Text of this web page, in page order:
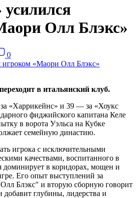
усилился
Олл Блэкс»
0
в итальянский клуб.
«Харрикейнс» и 39 — за «Хоукс
фиджийского капитана Келе
в ворота Уэльса на Кубке
семейную династию.
игрока с исключительными
качествами, воспитанного в
в коридорах, мощен и
Его опыт выступлений за
Блэкс" и вторую сборную говорит
добавит глубины, лидерства и